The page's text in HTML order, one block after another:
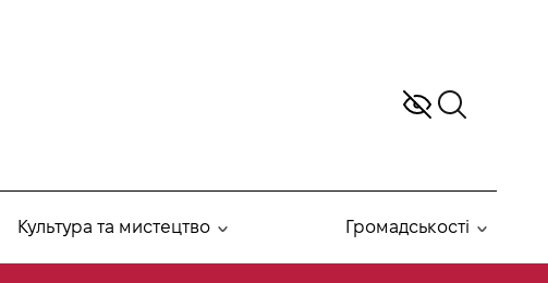
Культура та мистецтво Громадськості